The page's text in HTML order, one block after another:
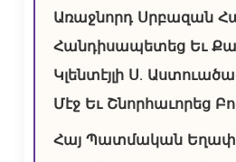
Առաջնորդ Սրբազան
Հանդիսապետեց Եւ
Կլենտէյլի Ս.
Մէջ Եւ Շնորհաւորեց
Հայ Պատմական